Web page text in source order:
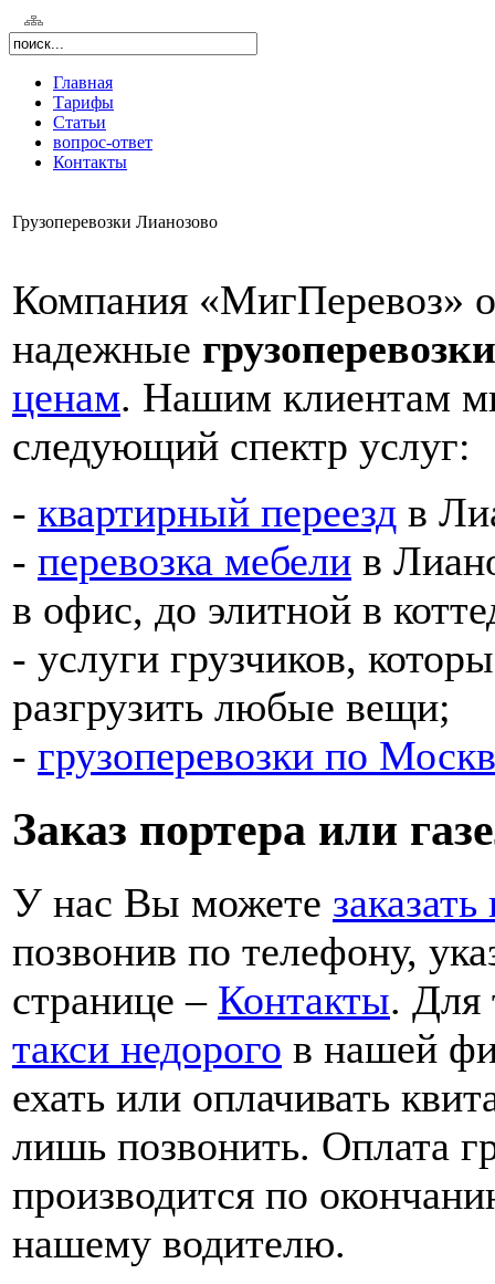
Главная
Тарифы
Статьи
вопрос-ответ
Контакты
Грузоперевозки Лианозово
Компания «МигПеревоз»
надежные
ценам. Нашим клиентам
следующий спектр услуг:
- квартирный переезд в
- перевозка мебели в
в офис, до элитной в
- услуги грузчиков,
разгрузить любые вещи;
- грузоперевозки по
Заказ портера или
У нас Вы можете заказать
позвонив по телефону,
странице – Контакты. Для
такси недорого в нашей
ехать или оплачивать
лишь позвонить. Оплата
производится по
нашему водителю.